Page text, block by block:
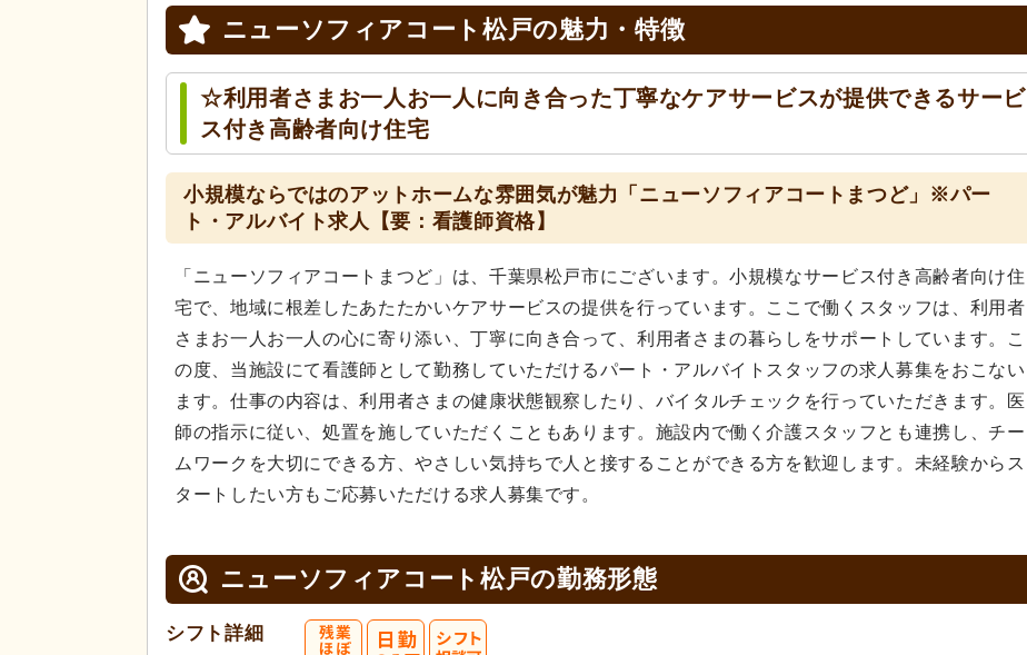
ニューソフィアコート松戸の魅力・特徴
☆利用者さまお一人お一人に向き合った丁寧なケアサービスが提供できるサービ
ス付き高齢者向け住宅
小規模ならではのアットホームな雰囲気が魅力「ニューソフィアコートまつど」※パー
ト・アルバイト求人【要：看護師資格】
「ニューソフィアコートまつど」は、千葉県松戸市にございます。小規模なサービス付き高齢者向け住
宅で、地域に根差したあたたかいケアサービスの提供を行っています。ここで働くスタッフは、利用者
さまお一人お一人の心に寄り添い、丁寧に向き合って、利用者さまの暮らしをサポートしています。こ
の度、当施設にて看護師として勤務していただけるパート・アルバイトスタッフの求人募集をおこない
ます。仕事の内容は、利用者さまの健康状態観察したり、バイタルチェックを行っていただきます。医
師の指示に従い、処置を施していただくこともあります。施設内で働く介護スタッフとも連携し、チー
ムワークを大切にできる方、やさしい気持ちで人と接することができる方を歓迎します。未経験からス
タートしたい方もご応募いただける求人募集です。
ニューソフィアコート松戸の勤務形態
シフト詳細